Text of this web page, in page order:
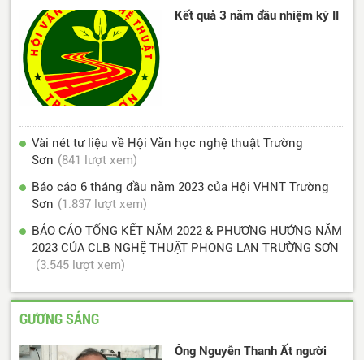
Kết quả 3 năm đầu nhiệm kỳ II
Vài nét tư liệu về Hội Văn học nghệ thuật Trường
Sơn (841 lượt xem)
Báo cáo 6 tháng đầu năm 2023 của Hội VHNT Trường
Sơn (1.837 lượt xem)
BÁO CÁO TỔNG KẾT NĂM 2022 & PHƯƠNG HƯỚNG NĂM
2023 CỦA CLB NGHỆ THUẬT PHONG LAN TRƯỜNG SƠN
(3.545 lượt xem)
GƯƠNG SÁNG
Ông Nguyễn Thanh Ất người